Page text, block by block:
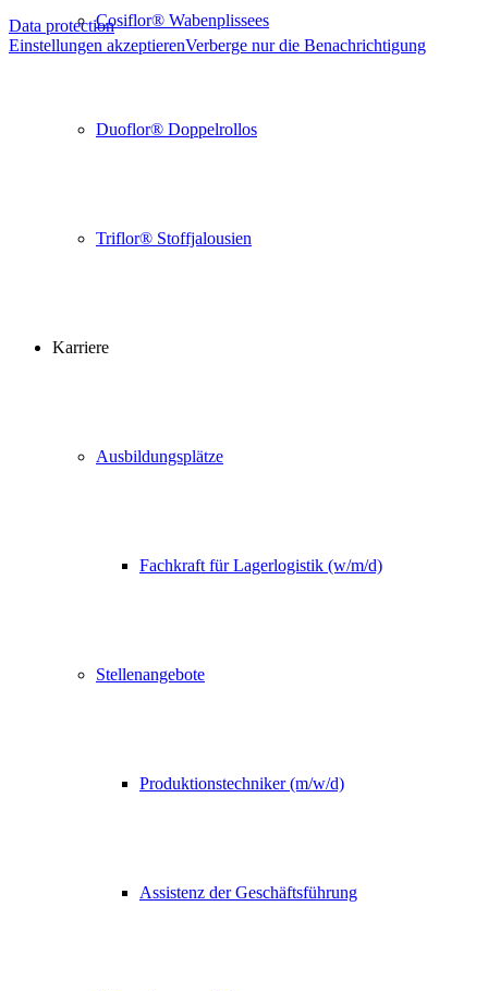
Cosiflor® Wabenplissees
Duoflor® Doppelrollos
Triflor® Stoffjalousien
Karriere
Ausbildungsplätze
Fachkraft für Lagerlogistik (w/m/d)
Stellenangebote
Produktionstechniker (m/w/d)
Assistenz der Geschäftsführung
Data protection
Einstellungen akzeptierenVerberge nur die Benachrichtigung